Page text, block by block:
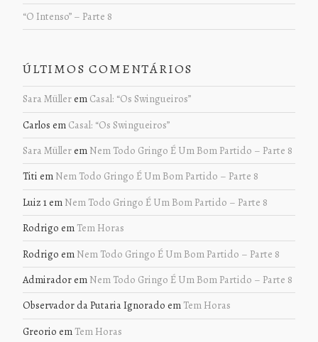
“O Intenso” – Parte 8
ÚLTIMOS COMENTÁRIOS
Sara Müllerem Casal: “Os Swingueiros”
Carlos em Casal: “Os Swingueiros”
Sara Müllerem Nem Todo Gringo É Um Bom Partido – Parte 8
Titi em Nem Todo Gringo É Um Bom Partido – Parte 8
Luiz 1em Nem Todo Gringo É Um Bom Partido – Parte 8
Rodrigo em Tem Horas
Rodrigo em Nem Todo Gringo É Um Bom Partido – Parte 8
Admiradorem Nem Todo Gringo É Um Bom Partido – Parte 8
Observador da Putaria Ignorado em Tem Horas
Greorio em Tem Horas